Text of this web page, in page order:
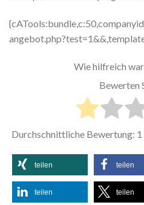
Wie hilfreich
Bewerten
Durchschnittliche Bewertung: 1
teilen teilen
teilen teilen